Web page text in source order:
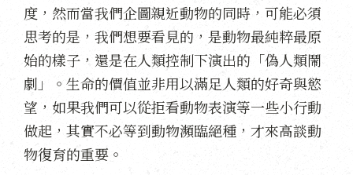
度，然而當我們企圖親近動物的同時，可能必須
思考的是，我們想要看見的，是動物最純粹最原
始的樣子，還是在人類控制下演出的「偽人類鬧
劇」。生命的價值並非用以滿足人類的好奇與慾
望，如果我們可以從拒看動物表演等一些小行動
做起，其實不必等到動物瀕臨絕種，才來高談動
物復育的重要。